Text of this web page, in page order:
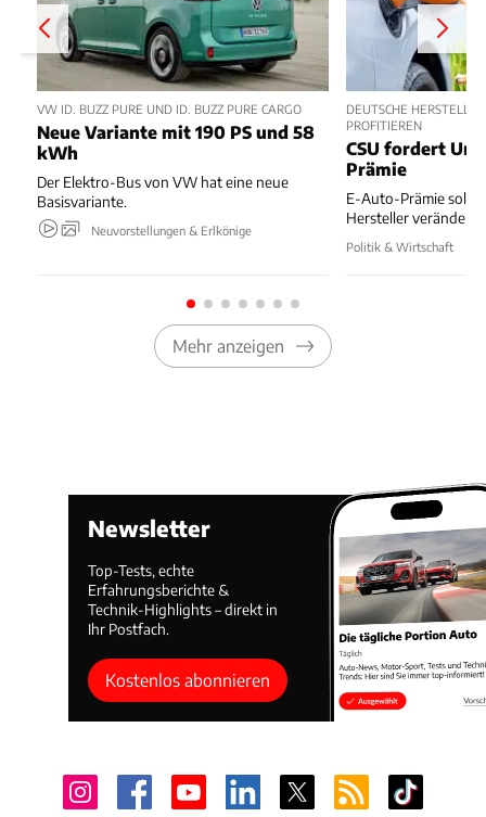
VW ID. BUZZ PURE UND ID. BUZZ PURE CARGO
Neue Variante mit 190 PS und 58
kWh
Der Elektro-Bus von VW hat eine neue
Basisvariante.
Neuvorstellungen & Erlkönige
DEUTSCHE
PROFITIEREN
CSU fordert
Prämie
E-Auto-Prämie soll
Hersteller verändert
Politik & Wirtschaft
Mehr anzeigen
Newsletter
Top-Tests, echte
Erfahrungsberichte &
Technik-Highlights – direkt in
Ihr Postfach.
Kostenlos abonnieren